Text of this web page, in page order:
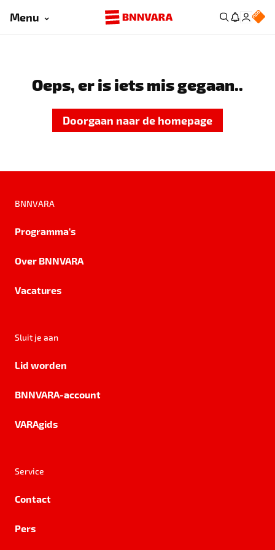
Menu
Oeps, er is iets mis gegaan..
Doorgaan naar de homepage
BNNVARA
Programma's
Over BNNVARA
Vacatures
Sluit je aan
Lid worden
BNNVARA-account
VARAgids
Service
Contact
Pers